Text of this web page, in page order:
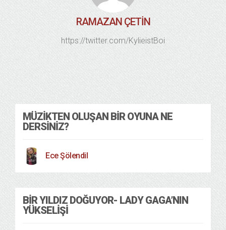
RAMAZAN ÇETIN
https://twitter.com/KylieistBoi
24/01/2019
MÜZIKTEN OLUŞAN BIR OYUNA NE
DERSINIZ?
Ece Şölendil
BIR YILDIZ DOĞUYOR- LADY GAGA’NIN
YÜKSELIŞI